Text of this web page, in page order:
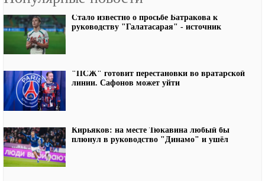
Стало известно о просьбе Батракова к
руководству "Галатасарая" - источник
"ПСЖ" готовит перестановки во вратарской
линии. Сафонов может уйти
Кирьяков: на месте Тюкавина любый бы
плюнул в руководство "Динамо" и ушёл